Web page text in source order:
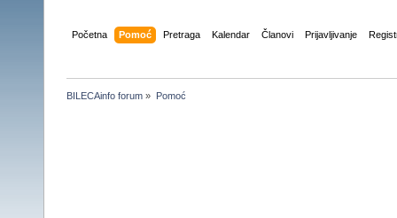
Početna Pomoć Pretraga Kalendar Članovi Prijavljivanje
BILECAinfo forum » Pomoć